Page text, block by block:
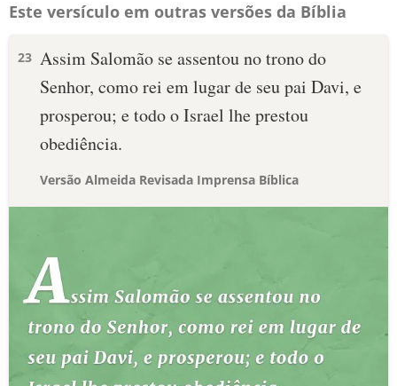
Este versículo em outras versões da Bíblia
23 Assim Salomão se assentou no trono do
Senhor, como rei em lugar de seu pai Davi, e
prosperou; e todo o Israel lhe prestou
obediência.
Versão Almeida Revisada Imprensa Bíblica